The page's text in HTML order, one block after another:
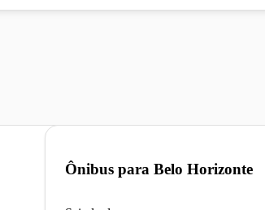
Ônibus para Belo Horizonte